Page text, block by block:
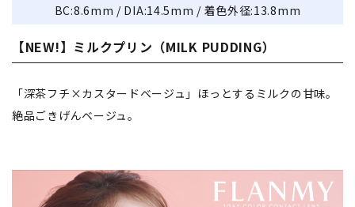
BC:8.6mm / DIA:14.5mm / 着色外径:13.8mm
【NEW!】ミルクプリン（MILK PUDDING）
「深茶フチ×カスタードベージュ」ほっとするミルクの甘味。
絶品ごきげんベージュ。